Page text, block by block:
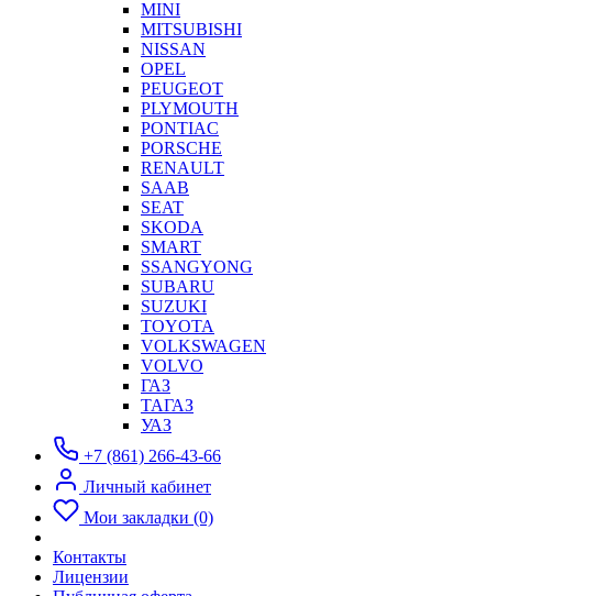
MINI
MITSUBISHI
NISSAN
OPEL
PEUGEOT
PLYMOUTH
PONTIAC
PORSCHE
RENAULT
SAAB
SEAT
SKODA
SMART
SSANGYONG
SUBARU
SUZUKI
TOYOTA
VOLKSWAGEN
VOLVO
ГАЗ
ТАГАЗ
УАЗ
+7 (861) 266-43-66
Личный кабинет
Мои закладки (0)
Контакты
Лицензии